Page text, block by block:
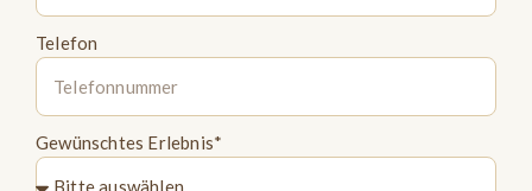
Telefon
Gewünschtes Erlebnis*